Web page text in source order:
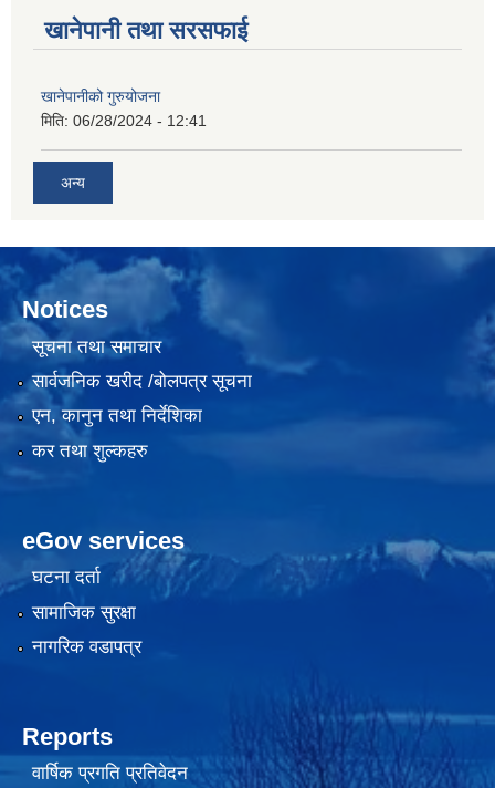
खानेपानी तथा सरसफाई
खानेपानीको गुरुयोजना
मिति: 06/28/2024 - 12:41
अन्य
Notices
सूचना तथा समाचार
सार्वजनिक खरीद /बोलपत्र सूचना
एन, कानुन तथा निर्देशिका
कर तथा शुल्कहरु
eGov services
घटना दर्ता
सामाजिक सुरक्षा
नागरिक वडापत्र
Reports
वार्षिक प्रगति प्रतिवेदन